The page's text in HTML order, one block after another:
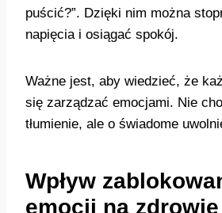
puścić?”. Dzięki nim można
napięcia i osiągać spokój.
Ważne jest, aby wiedzieć, że
się zarządzać emocjami. Nie
tłumienie, ale o świadome
Wpływ
emocji na